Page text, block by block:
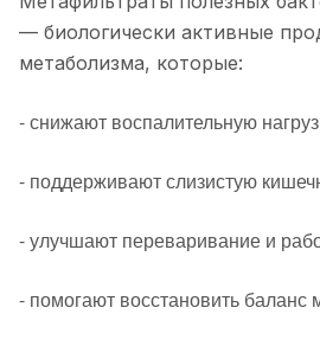
— биологически активные
метаболизма, которые:
- снижают воспалительную
- поддерживают слизистую
- улучшают переваривание и
- помогают восстановить